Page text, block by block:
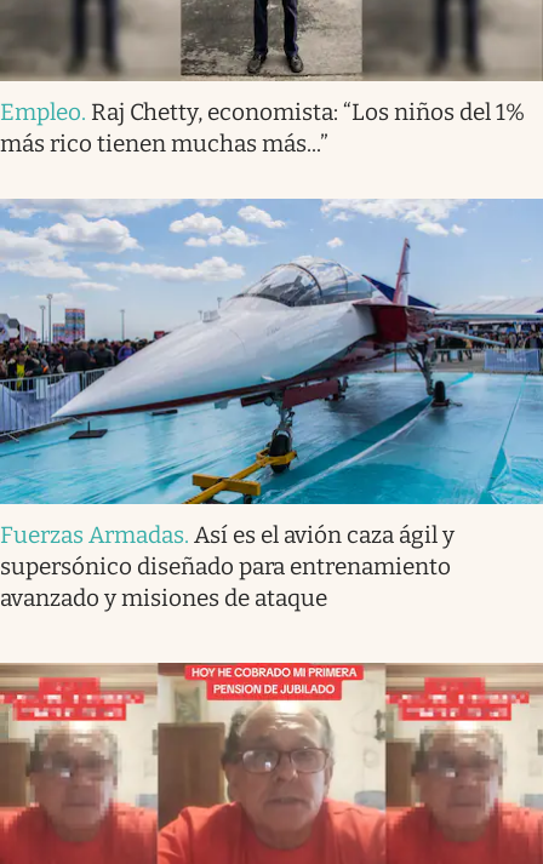
Empleo. Raj Chetty, economista: “Los niños del 1%
más rico tienen muchas más...”
Fuerzas Armadas. Así es el avión caza ágil y
supersónico diseñado para entrenamiento
avanzado y misiones de ataque